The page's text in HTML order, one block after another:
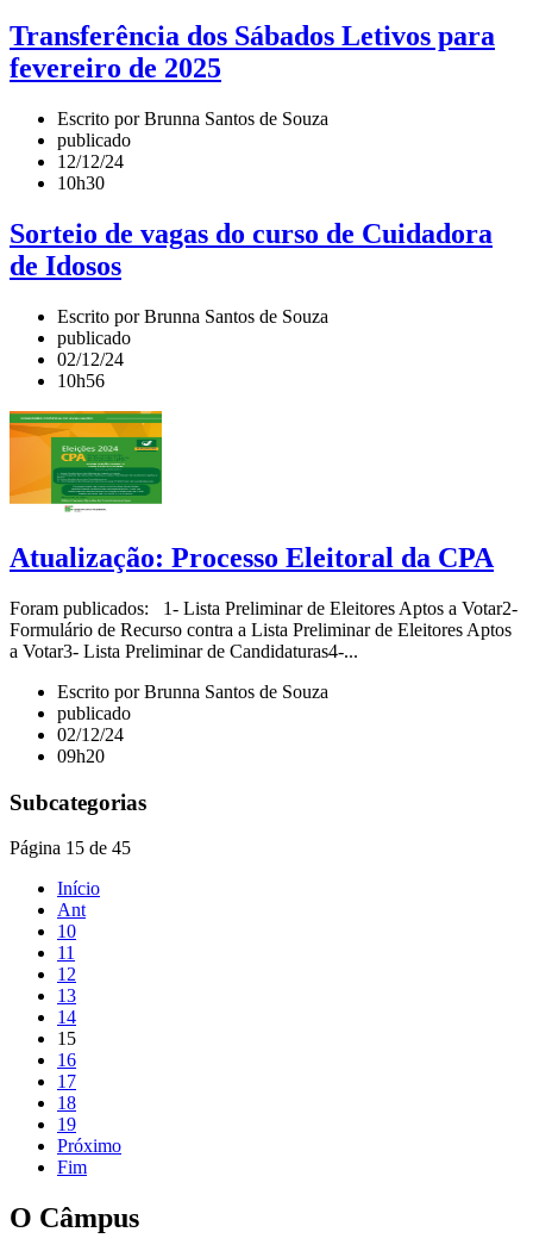
Transferência dos Sábados Letivos para
fevereiro de 2025
Escrito por Brunna Santos de Souza
publicado
12/12/24
10h30
Sorteio de vagas do curso de Cuidadora
de Idosos
Escrito por Brunna Santos de Souza
publicado
02/12/24
10h56
Atualização: Processo Eleitoral da CPA
Foram publicados: 1- Lista Preliminar de Eleitores Aptos a Votar2-
Formulário de Recurso contra a Lista Preliminar de Eleitores Aptos
a Votar3- Lista Preliminar de Candidaturas4-...
Escrito por Brunna Santos de Souza
publicado
02/12/24
09h20
Subcategorias
Página 15 de 45
Início
Ant
10
11
12
13
14
15
16
17
18
19
Próximo
Fim
O Câmpus